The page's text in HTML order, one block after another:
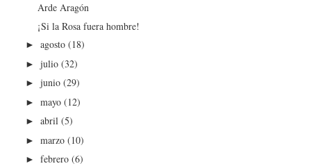
Arde Aragón
¡Si la Rosa fuera hombre!
►agosto(18)
►julio(32)
►junio(29)
►mayo(12)
►abril(5)
►marzo(10)
►febrero(6)